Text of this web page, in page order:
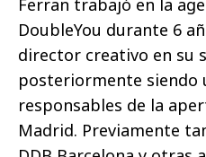
DoubleYou durante 6
director creativo en su
posteriormente siendo
responsables de la
Madrid. Previamente